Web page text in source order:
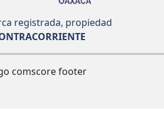
registrada, propiedad